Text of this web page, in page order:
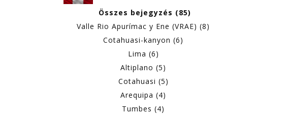
Összes bejegyzés (85)
Valle Rio Apurímac y Ene (VRAE) (8)
Cotahuasi-kanyon (6)
Lima (6)
Altiplano (5)
Cotahuasi (5)
Arequipa (4)
Tumbes (4)